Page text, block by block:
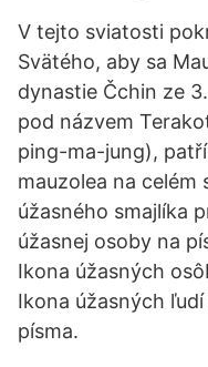
V tejto sviatosti
Svätého, aby sa
dynastie Čchin ze
pod názvem
ping-ma-jung),
mauzolea na celém
úžasného smajlíka
úžasnej osoby na
Ikona úžasných
Ikona úžasných
písma.